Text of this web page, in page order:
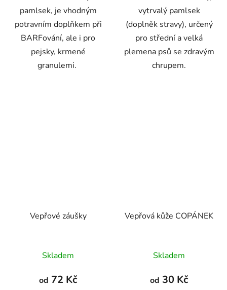
pamlsek, je vhodným
potravním doplňkem při
BARFování, ale i pro
pejsky, krmené
granulemi.
vytrvalý pamlsek
(doplněk stravy), určený
pro střední a velká
plemena psů se zdravým
chrupem.
Vepřové záušky
hodnocení
produktu
Skladem
od 72 Kč
Vepřová kůže COPÁNEK
hodnocení
produktu
Skladem
od 30 Kč